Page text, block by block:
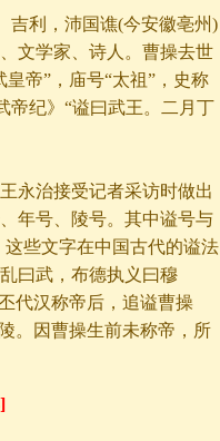
吉利，沛国谯(今安徽亳州)
文学家、诗人。曹操去世
帝”，庙号“太祖”，史称
帝纪》“谥曰武王。二月丁
永治接受记者采访时做出
年号、陵号。其中谥号与
些文字在中国古代的谥法
曰武，布德执义曰穆
代汉称帝后，追谥曹操
。因曹操生前未称帝，所